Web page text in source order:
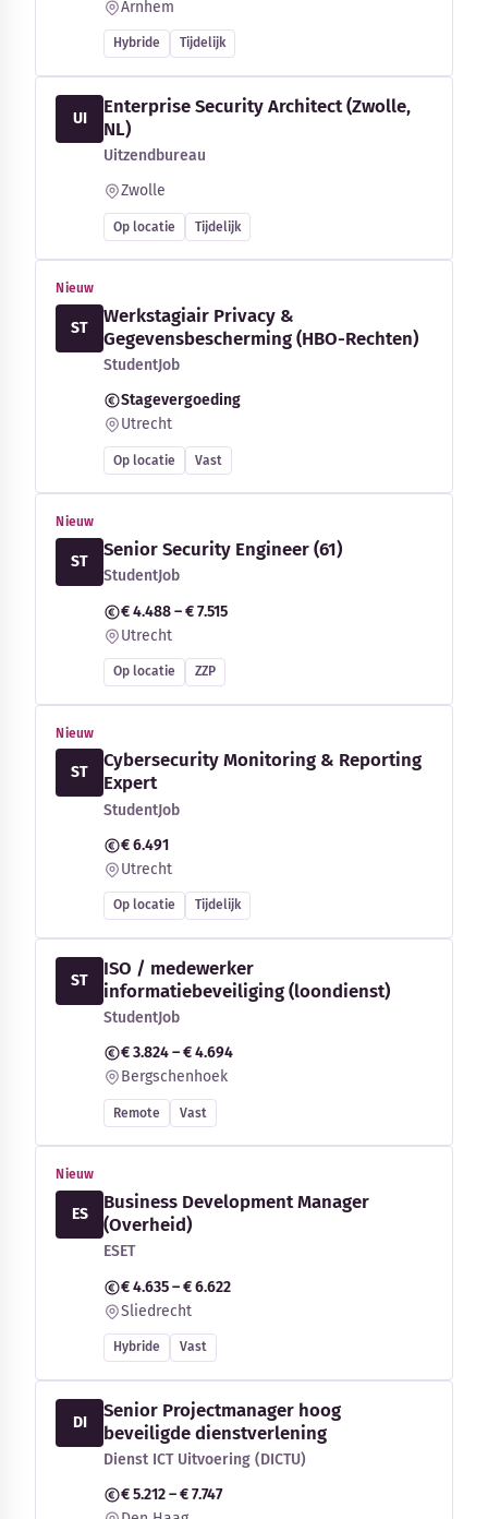
Arnhem
Hybride Tijdelijk
UI
Enterprise Security Architect (Zwolle,
NL)
Uitzendbureau
Zwolle
Op locatie Tijdelijk
Nieuw
ST
Werkstagiair Privacy &
Gegevensbescherming (HBO-Rechten)
StudentJob
Stagevergoeding
Utrecht
Op locatie Vast
Nieuw
ST
Senior Security Engineer (61)
StudentJob
€ 4.488 – € 7.515
Utrecht
Op locatie ZZP
Nieuw
ST
Cybersecurity Monitoring & Reporting
Expert
StudentJob
€ 6.491
Utrecht
Op locatie Tijdelijk
ST
ISO / medewerker
informatiebeveiliging (loondienst)
StudentJob
€ 3.824 – € 4.694
Bergschenhoek
Remote Vast
Nieuw
ES
Business Development Manager
(Overheid)
ESET
€ 4.635 – € 6.622
Sliedrecht
Hybride Vast
DI
Senior Projectmanager hoog
beveiligde dienstverlening
Dienst ICT Uitvoering (DICTU)
€ 5.212 – € 7.747